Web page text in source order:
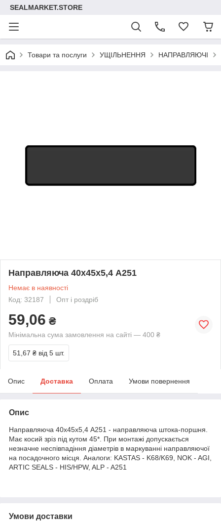
SEALMARKET.STORE
Товари та послуги УЩІЛЬНЕННЯ НАПРАВЛЯЮЧІ
Направляюча 40х45х5,4 A251
Немає в наявності
Код: 32187
Опт і роздріб
59,06 ₴
Мінімальна сума замовлення на сайті — 400 ₴
51,67 ₴ від 5 шт.
Опис Доставка Оплата Умови повернення
Опис
Направляюча 40х45х5,4 A251 - направляюча штока-поршня.
Має косий зріз під кутом 45*. При монтажі допускається
незначне неспівпадіння діаметрів в маркуванні направляючої
на посадочного місця. Аналоги: KASTAS - K68/K69, NOK - AGI,
ARTIC SEALS - HIS/HPW, ALP - A251
Умови доставки